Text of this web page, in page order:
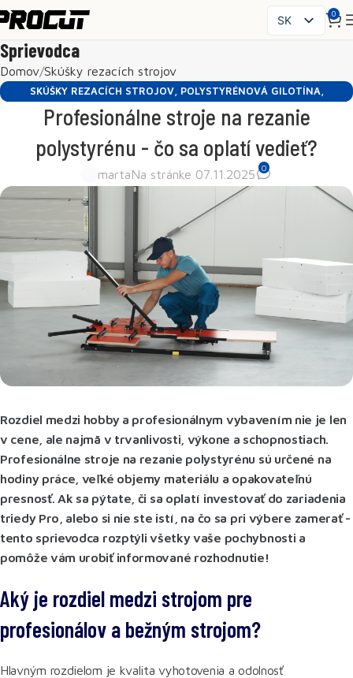
SK
CS
ES
0
Sprievodca
Domov Skúšky rezacích strojov
SKÚŠKY REZACÍCH STROJOV, POLYSTYRÉNOVÁ GILOTÍNA,
PORADENSTVO
Profesionálne stroje na rezanie
polystyrénu - čo sa oplatí vedieť?
martaNa stránke 07.11.2025 0
Rozdiel medzi hobby a profesionálnym vybavením nie je len
v cene, ale najmä v trvanlivosti, výkone a schopnostiach.
Profesionálne stroje na rezanie polystyrénu sú určené na
hodiny práce, veľké objemy materiálu a opakovateľnú
presnosť. Ak sa pýtate, či sa oplatí investovať do zariadenia
triedy Pro, alebo si nie ste istí, na čo sa pri výbere zamerať -
tento sprievodca rozptýli všetky vaše pochybnosti a
pomôže vám urobiť informované rozhodnutie!
Aký je rozdiel medzi strojom pre
profesionálov a bežným strojom?
Hlavným rozdielom je kvalita vyhotovenia a odolnosť